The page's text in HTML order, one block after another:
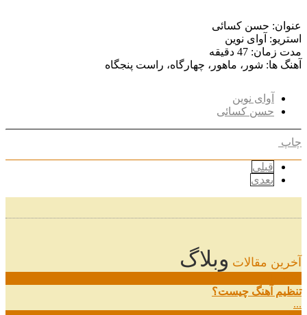
عنوان: حسن کسائی
استریو: آوای نوین
مدت زمان: 47 دقیقه
آهنگ ها: شور، ماهور، چهارگاه، راست پنجگاه
آوای نوین
حسن کسائی
چاپ
قبلی
بعدی
آخرین مقالات وبلاگ
تنظیم آهنگ چیست؟
...